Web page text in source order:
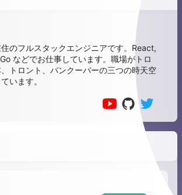
のフルスタックエンジニアです。React,
などでお仕事しています。職場がトロ
トロント、バンクーバーの三つの時天空
います。